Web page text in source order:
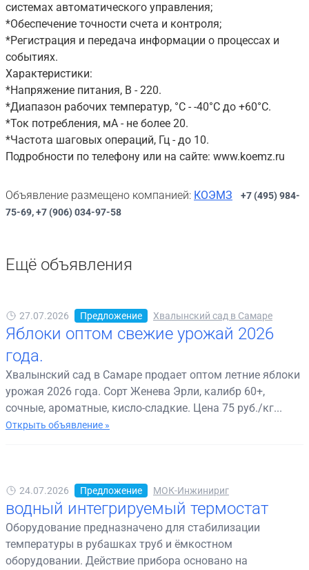
системах автоматического управления;
*Обеспечение точности счета и контроля;
*Регистрация и передача информации о процессах и
событиях.
Характеристики:
*Напряжение питания, В - 220.
*Диапазон рабочих температур, °C - -40°C до +60°C.
*Ток потребления, мА - не более 20.
*Частота шаговых операций, Гц - до 10.
Подробности по телефону или на сайте: www.koemz.ru
Объявление размещено компанией: КОЭМЗ
+7 (495) 984-
75-69, +7 (906) 034-97-58
Ещё объявления
27.07.2026 Предложение Хвалынский сад в Самаре
Яблоки оптом свежие урожай 2026
года.
Хвалынский сад в Самаре продает оптом летние яблоки
урожая 2026 года. Сорт Женева Эрли, калибр 60+,
сочные, ароматные, кисло-сладкие. Цена 75 руб./кг...
Открыть объявление »
24.07.2026 Предложение МОК-Инжинириг
водный интегрируемый термостат
Оборудование предназначено для стабилизации
температуры в рубашках труб и ёмкостном
оборудовании. Действие прибора основано на